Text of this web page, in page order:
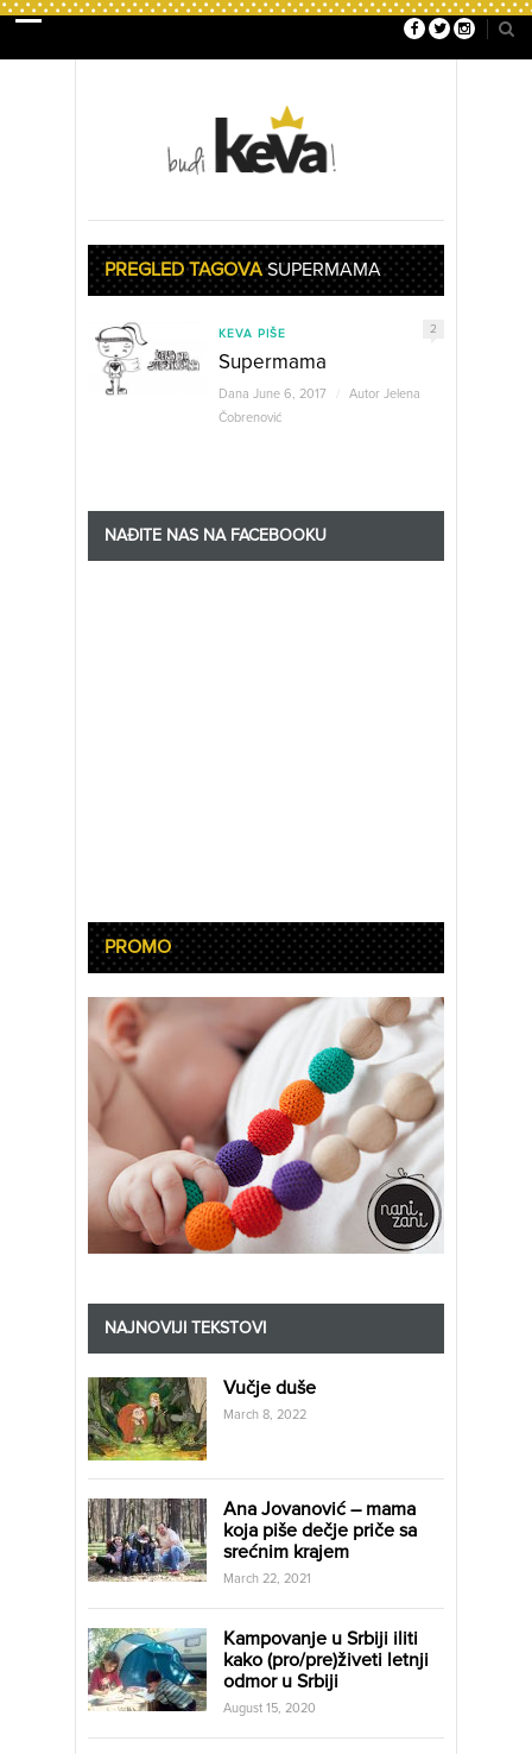
PREGLED TAGOVASUPERMAMA
KEVA PIŠE 2
Supermama
Dana June 6, 2017 Autor Jelena
Čobrenović
NAĐITE NAS NA FACEBOOKU
PROMO
NAJNOVIJI TEKSTOVI
Vučje duše
March 8, 2022
Ana Jovanović – mama
koja piše dečje priče sa
srećnim krajem
March 22, 2021
Kampovanje u Srbiji iliti
kako (pro/pre)živeti letnji
odmor u Srbiji
August 15, 2020